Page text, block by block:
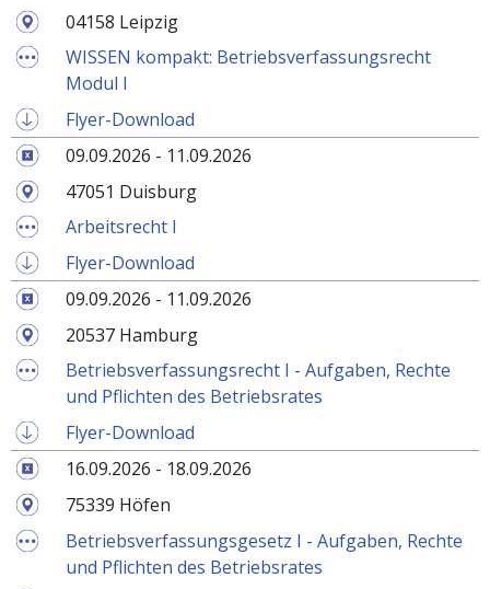
04158 Leipzig
WISSEN kompakt: Betriebsverfassungsrecht
Modul I
Flyer-Download
09.09.2026 - 11.09.2026
47051 Duisburg
Arbeitsrecht I
Flyer-Download
09.09.2026 - 11.09.2026
20537 Hamburg
Betriebsverfassungsrecht I - Aufgaben, Rechte
und Pflichten des Betriebsrates
Flyer-Download
16.09.2026 - 18.09.2026
75339 Höfen
Betriebsverfassungsgesetz I - Aufgaben, Rechte
und Pflichten des Betriebsrates